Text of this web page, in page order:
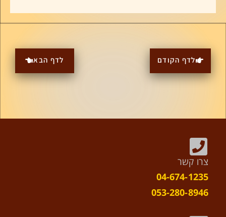
לדף הקודם לדף הבא
צרו קשר
04-674-1235
053-280-8946